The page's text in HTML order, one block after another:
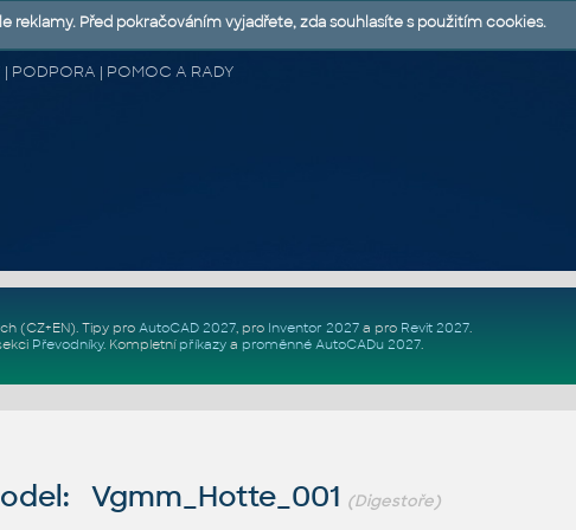
| PODPORA | POMOC A RADY
(CZ+EN). Tipy pro AutoCAD 2027, pro Inventor 2027a pro Revit 2027.
Převodníky. Kompletní příkazya proměnné AutoCADu 2027.
Vgmm_Hotte_001 (Digestoře)
reklamy. Před pokračováním vyjadřete, zda souhlasíte s použitím cookies.